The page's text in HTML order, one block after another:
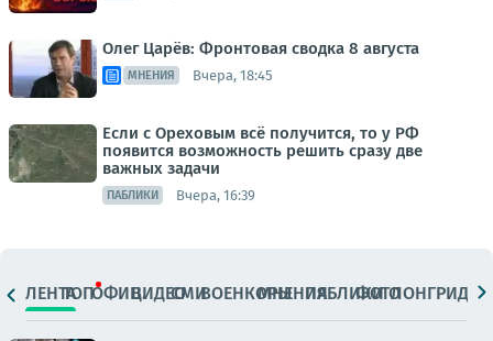
Олег Царёв: Фронтовая сводка 8 августа
МНЕНИЯ Вчера, 18:45
Если с Ореховым всё получится, то у РФ
появится возможность решить сразу две
важных задачи
ПАБЛИКИ Вчера, 16:39
ЛЕНТАТОПОФИЦ.ВИДЕОСМИВОЕНКОРЫМНЕНИЯПАБЛИКИ
ФОТОЛОНГРИДЫ